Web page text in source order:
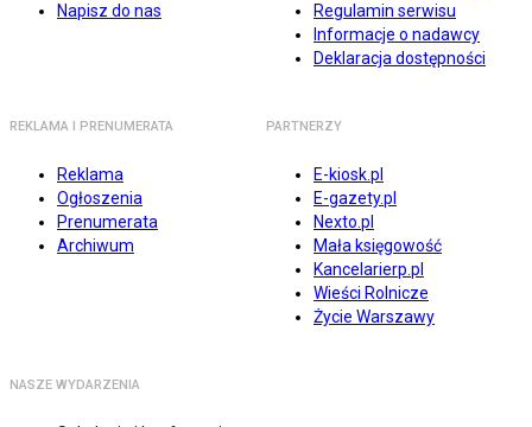
Napisz do nas
Regulamin serwisu
Informacje o nadawcy
Deklaracja dostępności
REKLAMA I PRENUMERATA
Reklama
Ogłoszenia
Prenumerata
Archiwum
PARTNERZY
E-kiosk.pl
E-gazety.pl
Nexto.pl
Mała księgowość
Kancelarierp.pl
Wieści Rolnicze
Życie Warszawy
NASZE WYDARZENIA